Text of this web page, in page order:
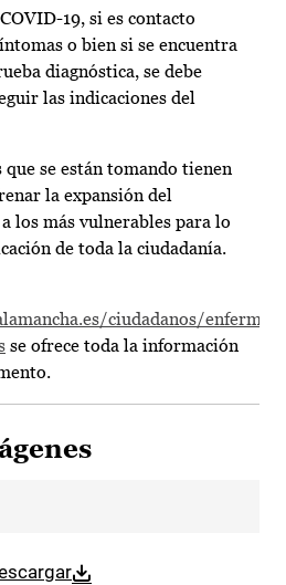
19, si es contacto
o bien si se encuentra
diagnóstica, se debe
las indicaciones del
se están tomando tienen
la expansión del
los más vulnerables para lo
de toda la ciudadanía.
ciudadanos/
se ofrece toda la información